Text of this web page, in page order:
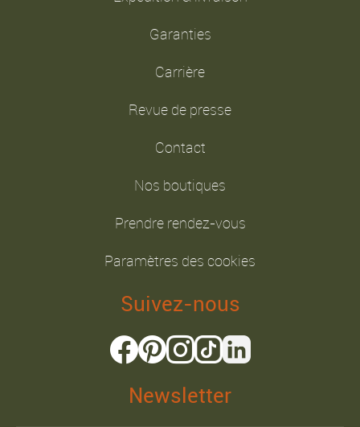
Garanties
Carrière
Revue de presse
Contact
Nos boutiques
Prendre rendez-vous
Paramètres des cookies
Suivez-nous
Newsletter